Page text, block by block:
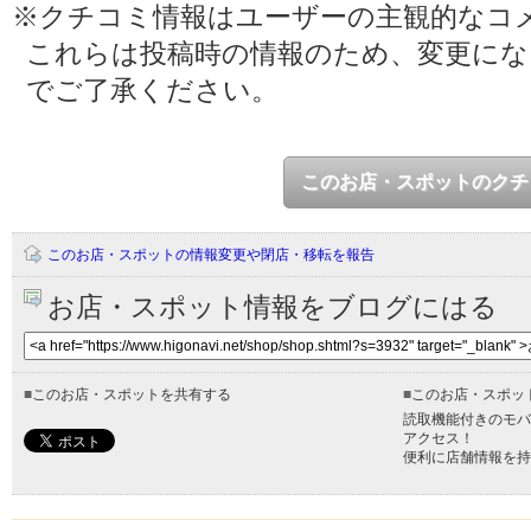
※クチコミ情報はユーザーの主観的なコ
これらは投稿時の情報のため、変更に
でご了承ください。
このお店・スポットのク
このお店・スポットの情報変更や閉店・移転を報告
お店・スポット情報をブログにはる
■このお店・スポットを共有する ■このお店・スポッ
読取機能付きのモ
アクセス！
便利に店舗情報を